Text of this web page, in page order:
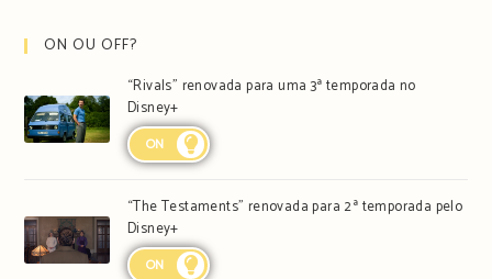
ON OU OFF?
“Rivals” renovada para uma 3ª temporada no
Disney+
ON
“The Testaments” renovada para 2ª temporada pelo
Disney+
ON